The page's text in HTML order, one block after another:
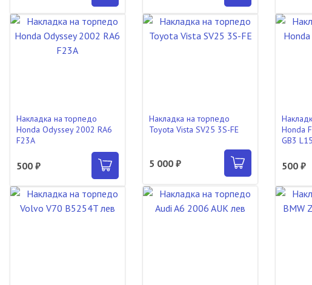
Накладка на торпедо
Honda Odyssey 2002 RA6
F23A
500 ₽
Накладка на торпедо
Toyota Vista SV25 3S-FE
5 000 ₽
Honda
GB3
500 ₽